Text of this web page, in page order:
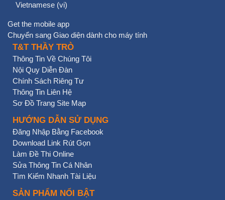
Vietnamese ‎(vi)‎
Get the mobile app
Chuyển sang Giao diện dành cho máy tính
T&T THẦY TRÒ
Thông Tin Về Chúng Tôi
Nội Quy Diễn Đàn
Chính Sách Riêng Tư
Thông Tin Liên Hệ
Sơ Đồ Trang Site Map
HƯỚNG DẪN SỬ DỤNG
Đăng Nhập Bằng Facebook
Download Link Rút Gọn
Làm Đề Thi Online
Sửa Thông Tin Cá Nhân
Tìm Kiếm Nhanh Tài Liệu
SẢN PHẨM NỔI BẬT